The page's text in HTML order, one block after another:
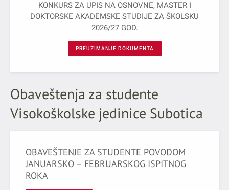
KONKURS ZA UPIS NA OSNOVNE, MASTER I
DOKTORSKE AKADEMSKE STUDIJE ZA ŠKOLSKU
2026/27 GOD.
PREUZIMANJE DOKUMENTA
Obaveštenja za studente
Visokoškolske jedinice Subotica
OBAVEŠTENJE ZA STUDENTE POVODOM
JANUARSКO – FEBRUARSКOG ISPITNOG
ROКA